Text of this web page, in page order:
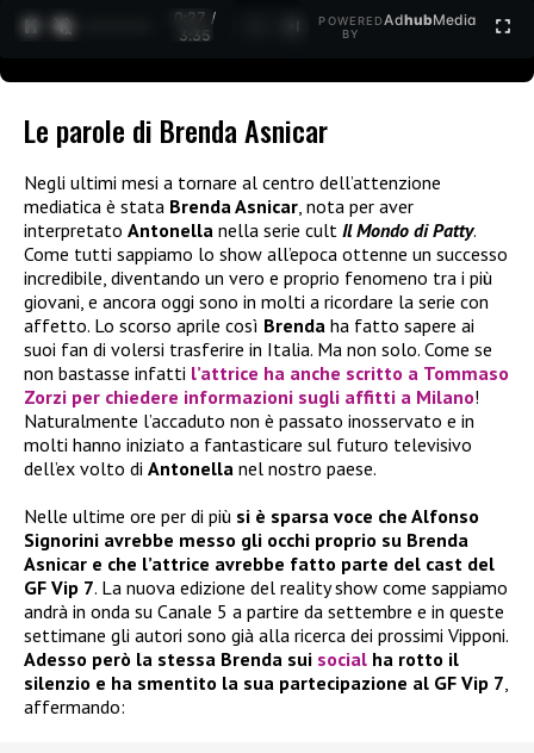
0:27 /
3:35
POWERED
BY
AdhubMedia
Le parole di Brenda Asnicar
Negli ultimi mesi a tornare al centro dell’attenzione
mediatica è stata Brenda Asnicar, nota per aver
interpretato Antonella nella serie cult Il Mondo di Patty.
Come tutti sappiamo lo show all’epoca ottenne un successo
incredibile, diventando un vero e proprio fenomeno tra i più
giovani, e ancora oggi sono in molti a ricordare la serie con
affetto. Lo scorso aprile così Brenda ha fatto sapere ai
suoi fan di volersi trasferire in Italia. Ma non solo. Come se
non bastasse infatti l’attrice ha anche scritto a Tommaso
Zorzi per chiedere informazioni sugli affitti a Milano!
Naturalmente l’accaduto non è passato inosservato e in
molti hanno iniziato a fantasticare sul futuro televisivo
dell’ex volto di Antonella nel nostro paese.
Nelle ultime ore per di più si è sparsa voce che Alfonso
Signorini avrebbe messo gli occhi proprio su Brenda
Asnicar e che l’attrice avrebbe fatto parte del cast del
GF Vip 7. La nuova edizione del reality show come sappiamo
andrà in onda su Canale 5 a partire da settembre e in queste
settimane gli autori sono già alla ricerca dei prossimi Vipponi.
Adesso però la stessa Brenda sui social ha rotto il
silenzio e ha smentito la sua partecipazione al GF Vip 7,
affermando: